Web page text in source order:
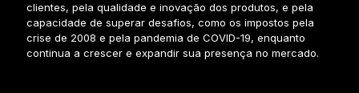
clientes, pela qualidade e inovação dos produtos, e pela
capacidade de superar desafios, como os impostos pela
crise de 2008 e pela pandemia de COVID-19, enquanto
continua a crescer e expandir sua presença no mercado.